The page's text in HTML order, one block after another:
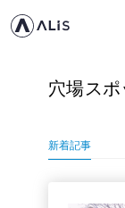
穴場スポ
新着記事